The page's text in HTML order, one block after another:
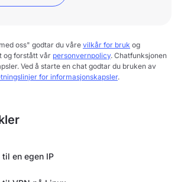
oss" godtar du våre vilkår for bruk og
og forstått vår personvernpolicy. Chatfunksjonen
Ved å starte en chat godtar du bruken av
for informasjonskapsler.
en egen IP